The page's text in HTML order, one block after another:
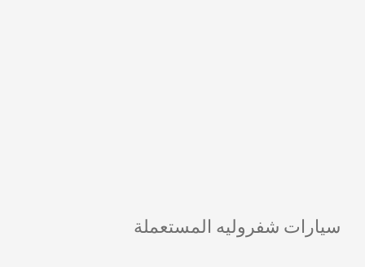
سيارات شفروليه المستعملة